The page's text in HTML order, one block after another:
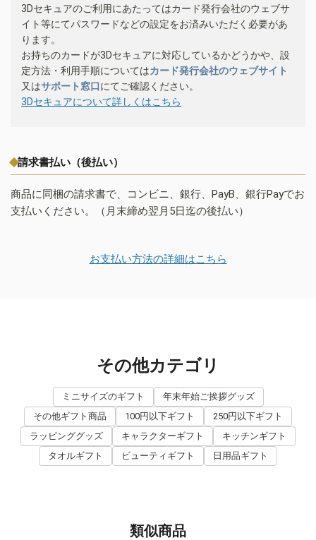
3Dセキュアのご利用にあたってはカード発行会社のウェブサ
イト等にてパスワードなどの設定をお済みいただく必要があ
ります。
お持ちのカードが3Dセキュアに対応しているかどうかや、設
定方法・利用手順についてはカード発行会社のウェブサイト
又はサポート窓口にてご確認ください。
3Dセキュアについて詳しくはこちら
請求書払い（後払い）
商品に同梱の請求書で、コンビニ、銀行、PayB、銀行Payでお
支払いください。（月末締め翌月5日迄の後払い）
お支払い方法の詳細はこちら
その他カテゴリ
ミニサイズのギフト
年末年始ご挨拶グッズ
その他ギフト商品
100円以下ギフト
250円以下ギフト
ラッピンググッズ
キャラクターギフト
キッチンギフト
タオルギフト
ビューティギフト 日用品ギフト
類似商品